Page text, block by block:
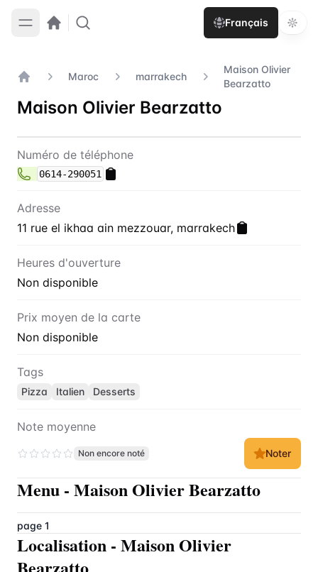
Français
Maroc marrakech
Maison Olivier
Bearzatto
Maison Olivier Bearzatto
Contact Maison Olivier Bearzatto
Numéro de téléphone
0614-290051
Adresse
11 rue el ikhaa ain mezzouar, marrakech
Heures d'ouverture
Non disponible
Prix moyen de la carte
Non disponible
Tags
Pizza Italien Desserts
Note moyenne
Non encore noté Noter
Menu - Maison Olivier Bearzatto
page 1
Localisation - Maison Olivier